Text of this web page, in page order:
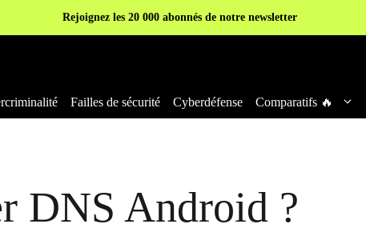
Rejoignez les 20 000 abonnés de notre newsletter
Failles de sécurité Cyberdéfense Comparatifs 🔥
DNS Android ?